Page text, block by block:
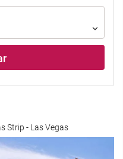
Strip - Las Vegas